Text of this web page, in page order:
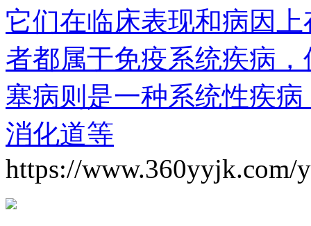
它们在临床表现和病因
者都属于免疫系统疾病
塞病则是一种系统性疾
消化道等
https://www.360yyjk.com/